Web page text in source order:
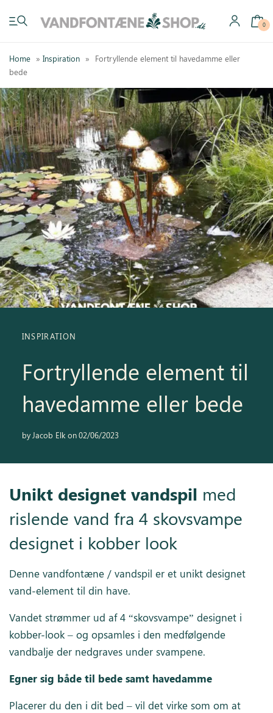
0
Home »Inspiration »
Fortryllende element til havedamme eller
bede
INSPIRATION
Fortryllende element til
havedamme eller bede
by Jacob Elk on02/06/2023
Unikt designet vandspil med
rislende vand fra 4 skovsvampe
designet i kobber look
Denne vandfontæne / vandspil er et unikt designet
vand-element til din have.
Vandet strømmer ud af 4 “skovsvampe” designet i
kobber-look – og opsamles i den medfølgende
vandbalje der nedgraves under svampene.
Egner sig både til bede samt havedamme
Placerer du den i dit bed – vil det virke som om at
Have vandfontæner
Indendørs vandfontæner
Byg selv
Tilbehør
Inspiration
Køb gavekort
Inspiration
Kundeservice